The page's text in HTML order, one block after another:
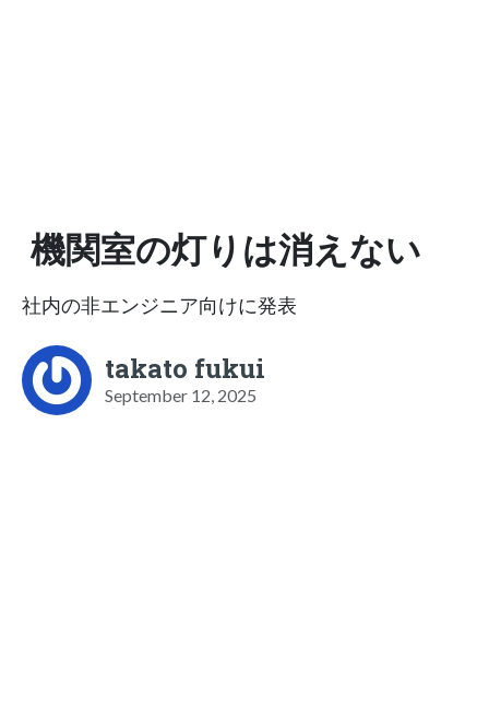
機関室の灯りは消えない
社内の非エンジニア向けに発表
takato fukui
September 12, 2025